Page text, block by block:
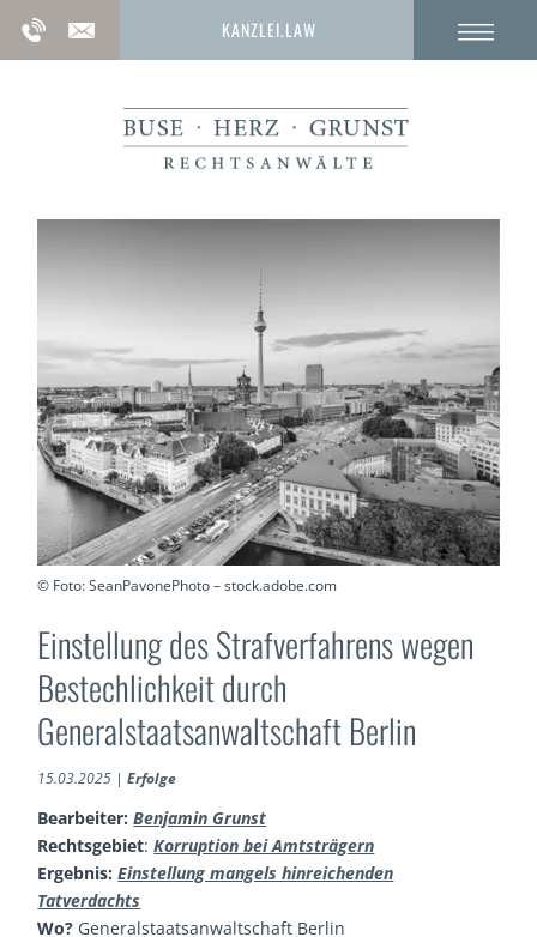
KANZLEI.LAW
© Foto: SeanPavonePhoto – stock.adobe.com
Einstellung des Strafverfahrens wegen
Bestechlichkeit durch
Generalstaatsanwaltschaft Berlin
15.03.2025 |Erfolge
Bearbeiter: Benjamin Grunst
Rechtsgebiet:Korruption bei Amtsträgern
Ergebnis: Einstellung mangels hinreichenden
Tatverdachts
Wo? Generalstaatsanwaltschaft Berlin